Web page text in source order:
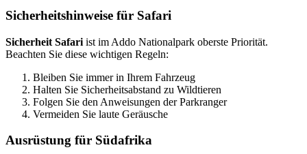
Sicherheitshinweise für Safari
Sicherheit Safari ist im Addo Nationalpark oberste Priorität.
Beachten Sie diese wichtigen Regeln:
Bleiben Sie immer in Ihrem Fahrzeug
Halten Sie Sicherheitsabstand zu Wildtieren
Folgen Sie den Anweisungen der Parkranger
Vermeiden Sie laute Geräusche
Ausrüstung für Südafrika